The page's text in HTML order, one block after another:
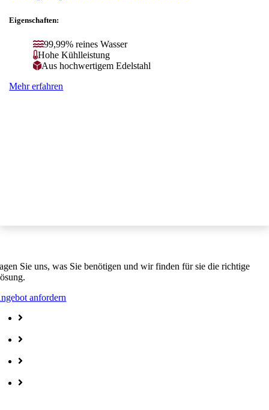
Eigenschaften:
99,99% reines Wasser
Hohe Kühlleistung
Aus hochwertigem Edelstahl
Mehr erfahren
Sie uns, was Sie benötigen und wir finden für sie die richtige
anfordern